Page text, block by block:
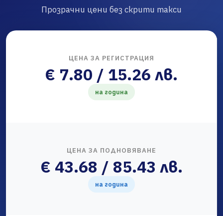
Прозрачни цени без скрити такси
ЦЕНА ЗА РЕГИСТРАЦИЯ
€ 7.80 / 15.26 лв.
на година
ЦЕНА ЗА ПОДНОВЯВАНЕ
€ 43.68 / 85.43 лв.
на година